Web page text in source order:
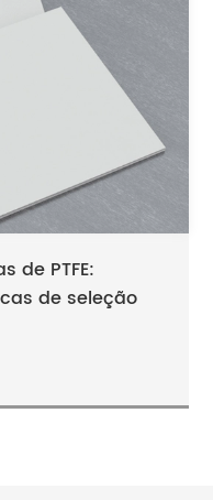
de PTFE:
de seleção